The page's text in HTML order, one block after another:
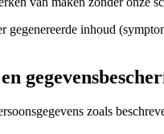
gegenereerde inhoud
zoals